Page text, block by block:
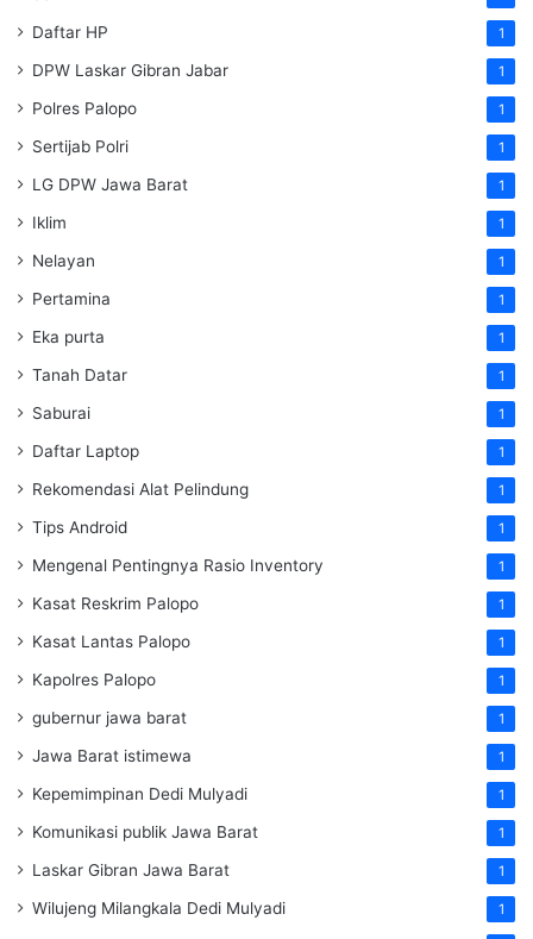
Daftar HP 1
DPW Laskar Gibran Jabar 1
Polres Palopo 1
Sertijab Polri 1
LG DPW Jawa Barat 1
Iklim 1
Nelayan 1
Pertamina 1
Eka purta 1
Tanah Datar 1
Saburai 1
Daftar Laptop 1
Rekomendasi Alat Pelindung 1
Tips Android 1
Mengenal Pentingnya Rasio Inventory 1
Kasat Reskrim Palopo 1
Kasat Lantas Palopo 1
Kapolres Palopo 1
gubernur jawa barat 1
Jawa Barat istimewa 1
Kepemimpinan Dedi Mulyadi 1
Komunikasi publik Jawa Barat 1
Laskar Gibran Jawa Barat 1
Wilujeng Milangkala Dedi Mulyadi 1